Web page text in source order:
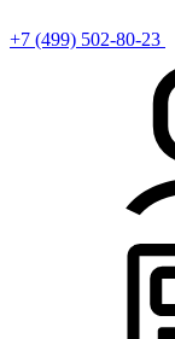
+7 (499) 502-80-23